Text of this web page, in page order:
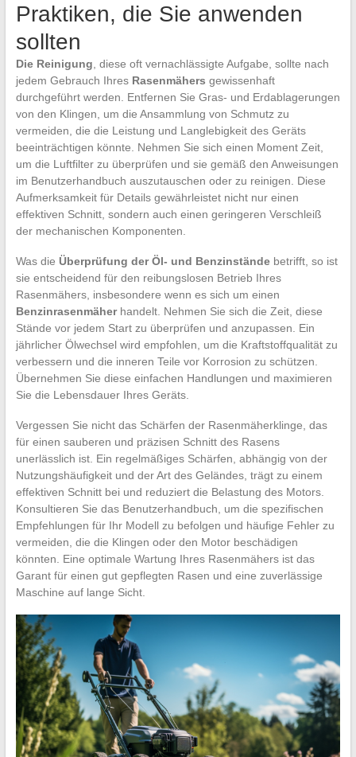
Praktiken, die Sie anwenden
sollten
Die Reinigung , diese oft vernachlässigte Aufgabe, sollte nach
jedem Gebrauch Ihres Rasenmähers gewissenhaft
durchgeführt werden. Entfernen Sie Gras- und Erdablagerungen
von den Klingen, um die Ansammlung von Schmutz zu
vermeiden, die die Leistung und Langlebigkeit des Geräts
beeinträchtigen könnte. Nehmen Sie sich einen Moment Zeit,
um die Luftfilter zu überprüfen und sie gemäß den Anweisungen
im Benutzerhandbuch auszutauschen oder zu reinigen. Diese
Aufmerksamkeit für Details gewährleistet nicht nur einen
effektiven Schnitt, sondern auch einen geringeren Verschleiß
der mechanischen Komponenten.
Was die Überprüfung der Öl- und Benzinständebetrifft, so ist
sie entscheidend für den reibungslosen Betrieb Ihres
Rasenmähers, insbesondere wenn es sich um einen
Benzinrasenmäherhandelt. Nehmen Sie sich die Zeit, diese
Stände vor jedem Start zu überprüfen und anzupassen. Ein
jährlicher Ölwechsel wird empfohlen, um die Kraftstoffqualität zu
verbessern und die inneren Teile vor Korrosion zu schützen.
Übernehmen Sie diese einfachen Handlungen und maximieren
Sie die Lebensdauer Ihres Geräts.
Vergessen Sie nicht das Schärfen der Rasenmäherklinge, das
für einen sauberen und präzisen Schnitt des Rasens
unerlässlich ist. Ein regelmäßiges Schärfen, abhängig von der
Nutzungshäufigkeit und der Art des Geländes, trägt zu einem
effektiven Schnitt bei und reduziert die Belastung des Motors.
Konsultieren Sie das Benutzerhandbuch, um die spezifischen
Empfehlungen für Ihr Modell zu befolgen und häufige Fehler zu
vermeiden, die die Klingen oder den Motor beschädigen
könnten. Eine optimale Wartung Ihres Rasenmähers ist das
Garant für einen gut gepflegten Rasen und eine zuverlässige
Maschine auf lange Sicht.